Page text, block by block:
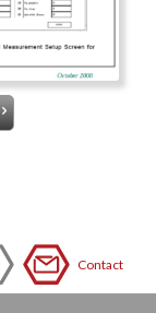
Contact